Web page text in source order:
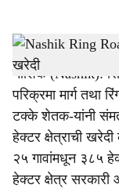
h
a
r
e
simhastha Parikrama marg,
नाशिक (Nashik):
परिक्रमा मार्ग तथा
टक्के शेतक-यांनी
हेक्टर क्षेत्राची
२५ गावांमधून ३८५
हेक्टर क्षेत्र